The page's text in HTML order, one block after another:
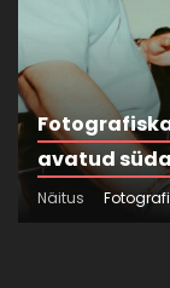
avatud
Näitus